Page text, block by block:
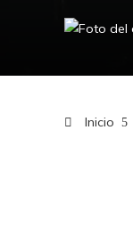
Inicio